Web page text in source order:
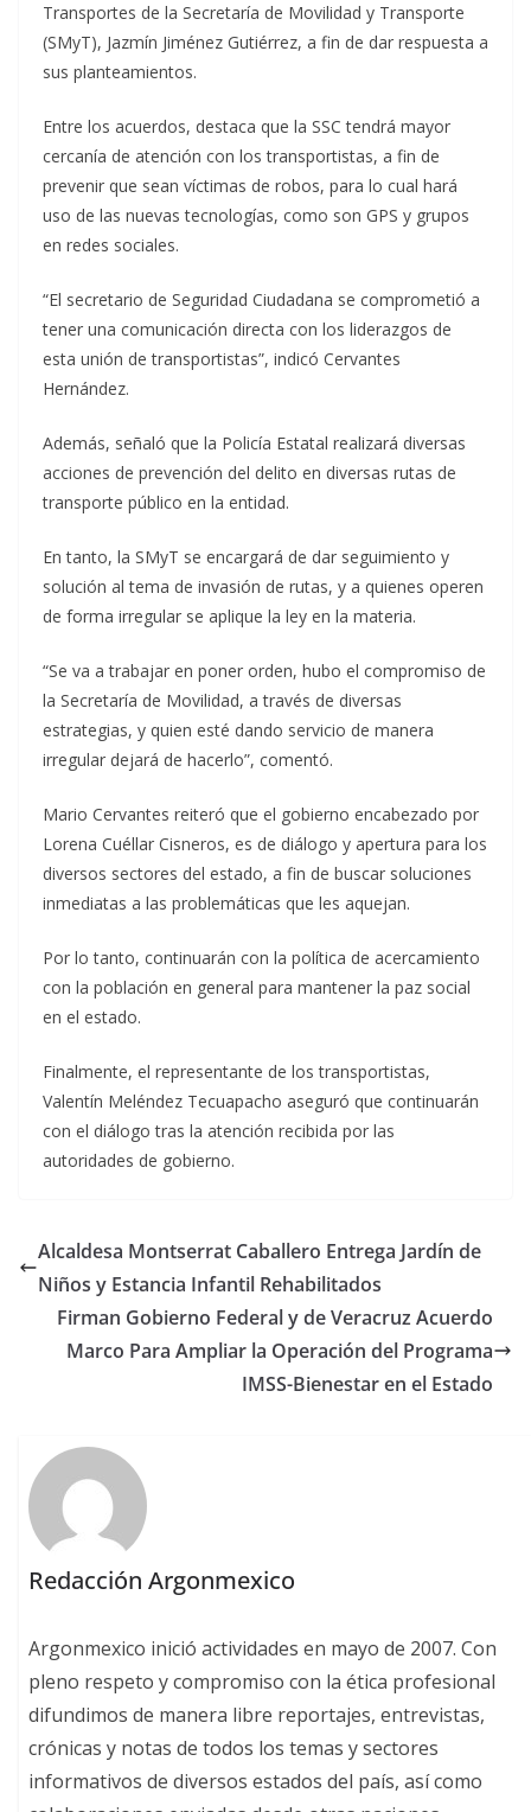
Transportes de la Secretaría de Movilidad y Transporte
(SMyT), Jazmín Jiménez Gutiérrez, a fin de dar respuesta a
sus planteamientos.
Entre los acuerdos, destaca que la SSC tendrá mayor
cercanía de atención con los transportistas, a fin de
prevenir que sean víctimas de robos, para lo cual hará
uso de las nuevas tecnologías, como son GPS y grupos
en redes sociales.
“El secretario de Seguridad Ciudadana se comprometió a
tener una comunicación directa con los liderazgos de
esta unión de transportistas”, indicó Cervantes
Hernández.
Además, señaló que la Policía Estatal realizará diversas
acciones de prevención del delito en diversas rutas de
transporte público en la entidad.
En tanto, la SMyT se encargará de dar seguimiento y
solución al tema de invasión de rutas, y a quienes operen
de forma irregular se aplique la ley en la materia.
“Se va a trabajar en poner orden, hubo el compromiso de
la Secretaría de Movilidad, a través de diversas
estrategias, y quien esté dando servicio de manera
irregular dejará de hacerlo”, comentó.
Mario Cervantes reiteró que el gobierno encabezado por
Lorena Cuéllar Cisneros, es de diálogo y apertura para los
diversos sectores del estado, a fin de buscar soluciones
inmediatas a las problemáticas que les aquejan.
Por lo tanto, continuarán con la política de acercamiento
con la población en general para mantener la paz social
en el estado.
Finalmente, el representante de los transportistas,
Valentín Meléndez Tecuapacho aseguró que continuarán
con el diálogo tras la atención recibida por las
autoridades de gobierno.
Alcaldesa Montserrat Caballero Entrega Jardín de
Niños y Estancia Infantil Rehabilitados
Firman Gobierno Federal y de Veracruz Acuerdo
Marco Para Ampliar la Operación del Programa
IMSS-Bienestar en el Estado
Redacción Argonmexico
Argonmexico inició actividades en mayo de 2007. Con
pleno respeto y compromiso con la ética profesional
difundimos de manera libre reportajes, entrevistas,
crónicas y notas de todos los temas y sectores
informativos de diversos estados del país, así como